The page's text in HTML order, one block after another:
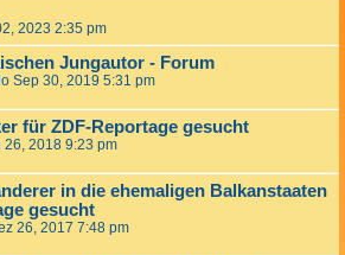
2023 2:35 pm
Jungautor - Forum
Sep 30, 2019 5:31 pm
für ZDF-Reportage gesucht
26, 2018 9:23 pm
in die ehemaligen Balkanstaaten
gesucht
26, 2017 7:48 pm